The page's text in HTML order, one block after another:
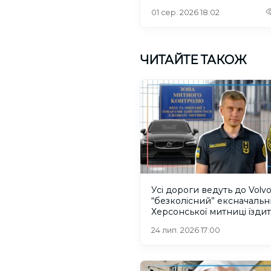
01 сер. 2026 18:02
ЧИТАЙТЕ ТАКОЖ
Усі дороги ведуть до
“безколісний”
Херсонської митниці
24 лип. 2026 17:00